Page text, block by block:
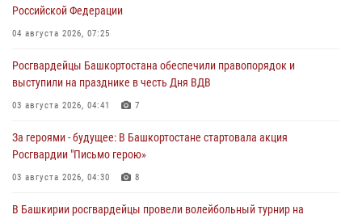
Российской Федерации
04 августа 2026, 07:25
Росгвардейцы Башкортостана обеспечили правопорядок и
выступили на празднике в честь Дня ВДВ
03 августа 2026, 04:41 7
За героями - будущее: В Башкортостане стартовала акция
Росгвардии "Письмо герою»
03 августа 2026, 04:30 8
В Башкирии росгвардейцы провели волейбольный турнир на